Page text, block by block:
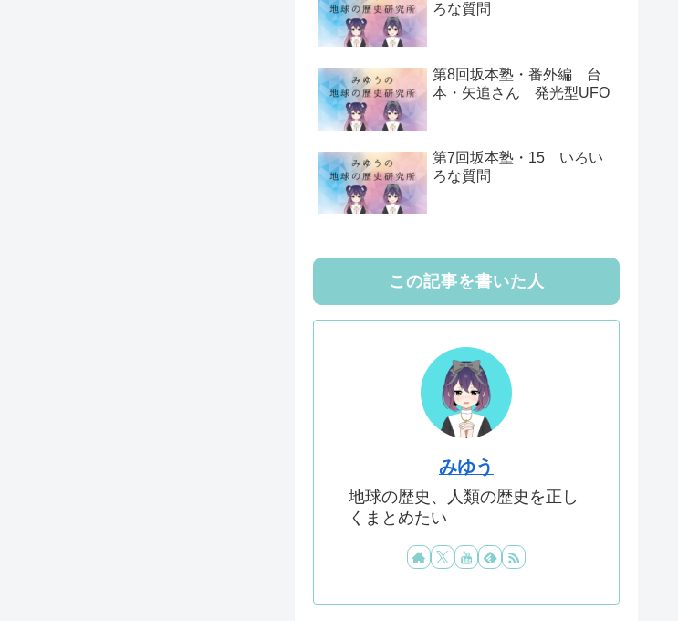
ろな質問
第8回坂本塾・番外編 台
本・矢追さん 発光型UFO
第7回坂本塾・15 いろい
ろな質問
この記事を書いた人
みゆう
地球の歴史、人類の歴史を正し
くまとめたい